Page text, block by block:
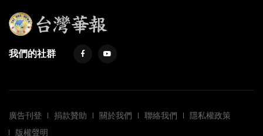
我們的社群
廣告刊登 捐款贊助 關於我們 聯絡我們
隱私權政策
版權聲明